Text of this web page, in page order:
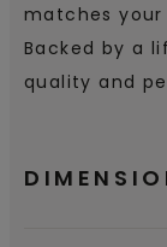
matches
Backed by a
quality and